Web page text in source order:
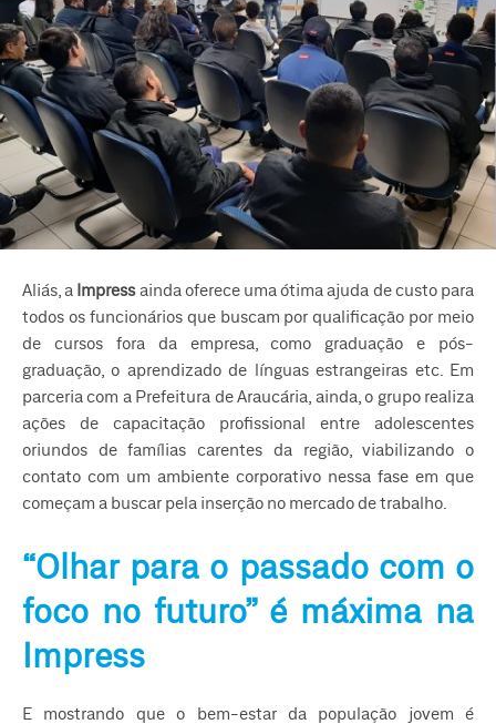
Aliás, a Impressainda oferece uma ótima ajuda de custo para
todos os funcionários que buscam por qualificação por meio
de cursos fora da empresa, como graduação e pós-
graduação, o aprendizado de línguas estrangeiras etc. Em
parceria com a Prefeitura de Araucária, ainda, o grupo realiza
ações de capacitação profissional entre adolescentes
oriundos de famílias carentes da região, viabilizando o
contato com um ambiente corporativo nessa fase em que
começam a buscar pela inserção no mercado de trabalho.
“Olhar para o passado com o
foco no futuro” é máxima na
Impress
E mostrando que o bem-estar da população jovem é